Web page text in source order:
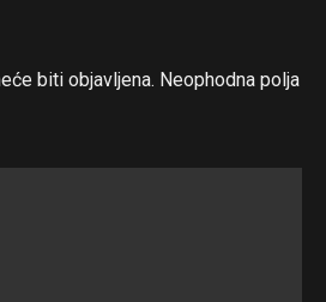
biti objavljena. Neophodna polja